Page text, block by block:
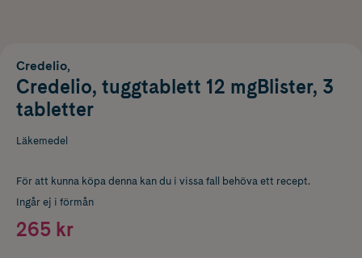
Credelio,
Credelio, tuggtablett 12 mgBlister, 3
tabletter
Läkemedel
För att kunna köpa denna kan du i vissa fall behöva ett recept.
Ingår ej i förmån
265 kr